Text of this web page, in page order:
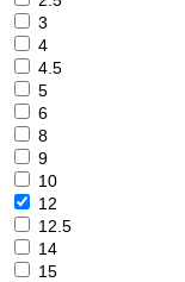
3
4
4.5
5
6
8
9
10
12
12.5
14
15